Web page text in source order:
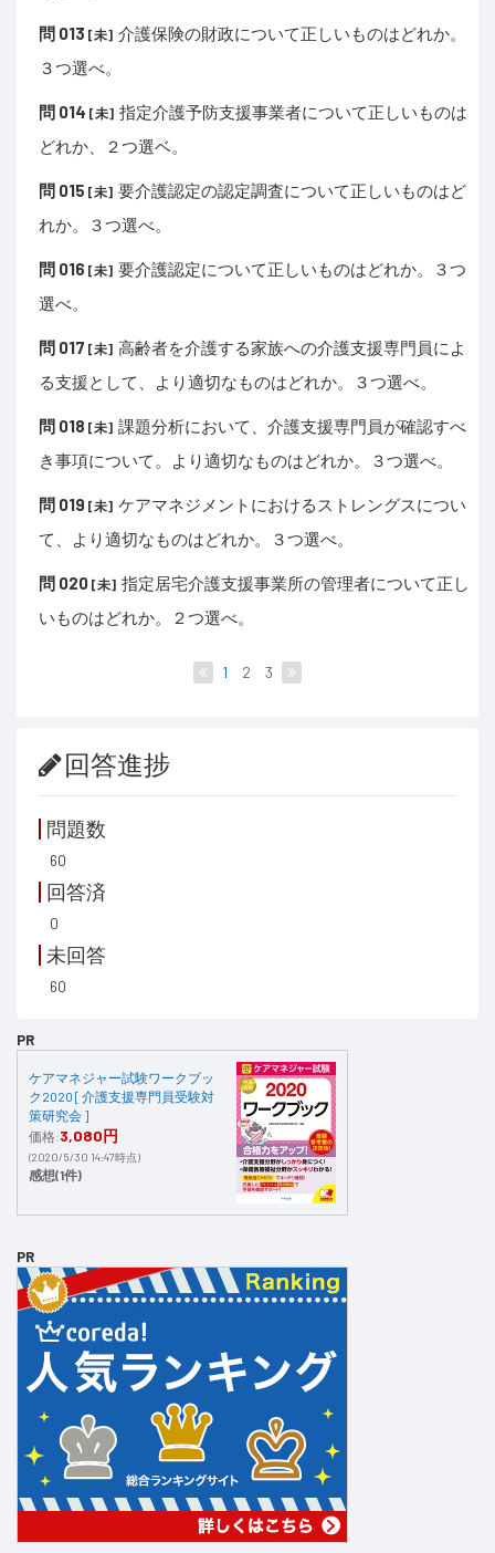
問 013 [未] 介護保険の財政について正しいものはどれか。
３つ選べ。
問 014 [未] 指定介護予防支援事業者について正しいものは
どれか、２つ選ベ。
問 015 [未] 要介護認定の認定調査について正しいものはど
れか。３つ選べ。
問 016 [未] 要介護認定について正しいものはどれか。３つ
選べ。
問 017 [未] 高齢者を介護する家族への介護支援専門員によ
る支援として、より適切なものはどれか。３つ選べ。
問 018 [未] 課題分析において、介護支援専門員が確認すべ
き事項について。より適切なものはどれか。３つ選べ。
問 019 [未] ケアマネジメントにおけるストレングスについ
て、より適切なものはどれか。３つ選べ。
問 020 [未] 指定居宅介護支援事業所の管理者について正し
いものはどれか。２つ選べ。
1 2 3
回答進捗
問題数
60
回答済
0
未回答
60
PR
ケアマネジャー試験ワークブッ
ク2020 [ 介護支援専門員受験対
策研究会 ]
価格:3,080円
(2020/5/30 14:47時点)
感想(1件)
PR